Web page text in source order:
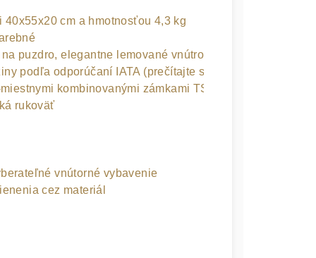
cm a hmotnosťou 4,3 kg
puzdro, elegantne lemované vnútro
podľa odporúčaní IATA (prečítajte si pokyny príslušnej
kombinovanými zámkami TSA
rukoväť
vnútorné vybavenie
cez materiál